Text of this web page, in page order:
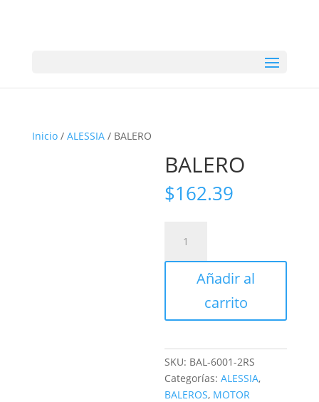
Inicio/ ALESSIA/ BALERO
BALERO
$162.39
cantidad
Añadir al
carrito
SKU: BAL-6001-2RS
Categorías:ALESSIA,
BALEROS, MOTOR